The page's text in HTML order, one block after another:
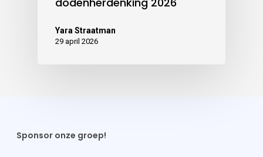
Yara Straatman
29 april 2026
Sponsor onze groep!